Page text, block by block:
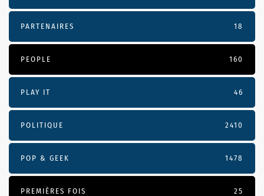
PARTENAIRES 18
PEOPLE 160
PLAY IT 46
POLITIQUE 2410
POP & GEEK 1478
PREMIÈRES FOIS 25